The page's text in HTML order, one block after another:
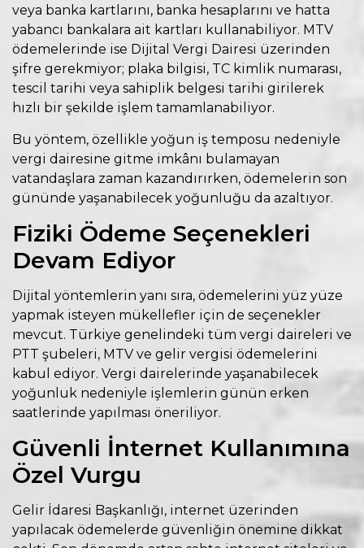
veya banka kartlarını, banka hesaplarını ve hatta
yabancı bankalara ait kartları kullanabiliyor. MTV
ödemelerinde ise Dijital Vergi Dairesi üzerinden
şifre gerekmiyor; plaka bilgisi, TC kimlik numarası,
tescil tarihi veya sahiplik belgesi tarihi girilerek
hızlı bir şekilde işlem tamamlanabiliyor.
Bu yöntem, özellikle yoğun iş temposu nedeniyle
vergi dairesine gitme imkânı bulamayan
vatandaşlara zaman kazandırırken, ödemelerin son
gününde yaşanabilecek yoğunluğu da azaltıyor.
Fiziki Ödeme Seçenekleri
Devam Ediyor
Dijital yöntemlerin yanı sıra, ödemelerini yüz yüze
yapmak isteyen mükellefler için de seçenekler
mevcut. Türkiye genelindeki tüm vergi daireleri ve
PTT şubeleri, MTV ve gelir vergisi ödemelerini
kabul ediyor. Vergi dairelerinde yaşanabilecek
yoğunluk nedeniyle işlemlerin günün erken
saatlerinde yapılması öneriliyor.
Güvenli İnternet Kullanımına
Özel Vurgu
Gelir İdaresi Başkanlığı, internet üzerinden
yapılacak ödemelerde güvenliğin önemine dikkat